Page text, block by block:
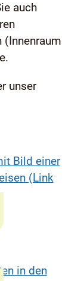
auch
(Innenraum
unser